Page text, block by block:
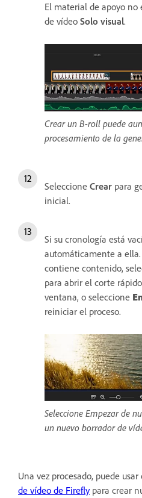
El material de apoyo no
de vídeo Solo visual.
Crear un B-roll puede
procesamiento de la
Seleccione Crear para
inicial.
Si su cronología está
automáticamente a
contiene contenido,
para abrir el corte
ventana, o seleccione
reiniciar el proceso.
Seleccione Empezar de
un nuevo borrador de
Una vez procesado, puede usar
de vídeo de Fireflypara crear